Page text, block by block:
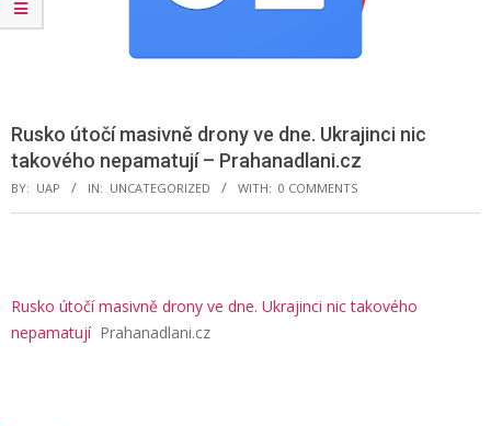
Rusko útočí masivně drony ve dne. Ukrajinci nic
takového nepamatují – Prahanadlani.cz
BY: UAP IN: UNCATEGORIZED WITH: 0 COMMENTS
Rusko útočí masivně drony ve dne. Ukrajinci nic takového
nepamatují Prahanadlani.cz